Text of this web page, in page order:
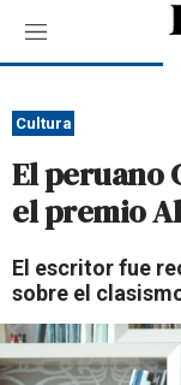
M
e
ú
Cultura
El peruano
el premio
El escritor fue
sobre el